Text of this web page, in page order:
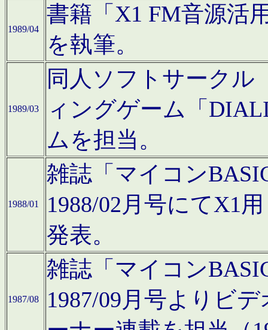
1989/04
書籍「X1 FM音源活
を執筆。
1989/03
同人ソフトサークル
ィングゲーム「
ムを担当。
1988/01
雑誌「マイコン
1988/02月号にてX1
発表。
1987/08
雑誌「マイコン
1987/09月号よりビ